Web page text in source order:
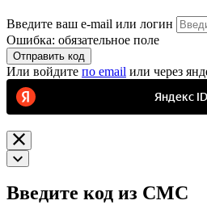
Введите ваш e-mail или логин
Ошибка: обязательное поле
Отправить код
Или войдите по email или через
Введите код из СМС